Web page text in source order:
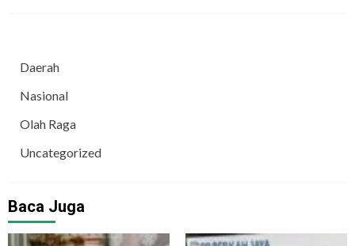
Daerah
Nasional
Olah Raga
Uncategorized
Baca Juga